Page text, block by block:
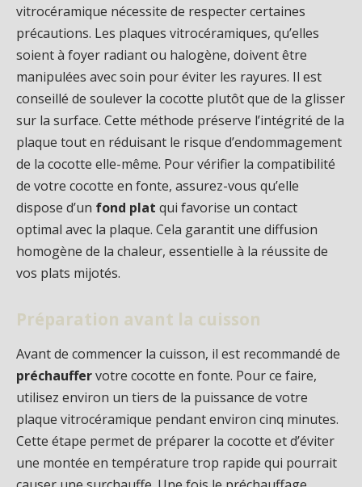
vitrocéramique nécessite de respecter certaines
précautions. Les plaques vitrocéramiques, qu’elles
soient à foyer radiant ou halogène, doivent être
manipulées avec soin pour éviter les rayures. Il est
conseillé de soulever la cocotte plutôt que de la glisser
sur la surface. Cette méthode préserve l’intégrité de la
plaque tout en réduisant le risque d’endommagement
de la cocotte elle-même. Pour vérifier la compatibilité
de votre cocotte en fonte, assurez-vous qu’elle
dispose d’un fond plat qui favorise un contact
optimal avec la plaque. Cela garantit une diffusion
homogène de la chaleur, essentielle à la réussite de
vos plats mijotés.
Préparation avant la cuisson
Avant de commencer la cuisson, il est recommandé de
préchauffervotre cocotte en fonte. Pour ce faire,
utilisez environ un tiers de la puissance de votre
plaque vitrocéramique pendant environ cinq minutes.
Cette étape permet de préparer la cocotte et d’éviter
une montée en température trop rapide qui pourrait